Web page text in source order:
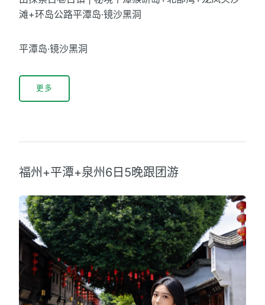
滩+环岛公路平潭岛·镜沙黑洞
平潭岛·镜沙黑洞
更多
福州+平潭+泉州6日5晚跟团游